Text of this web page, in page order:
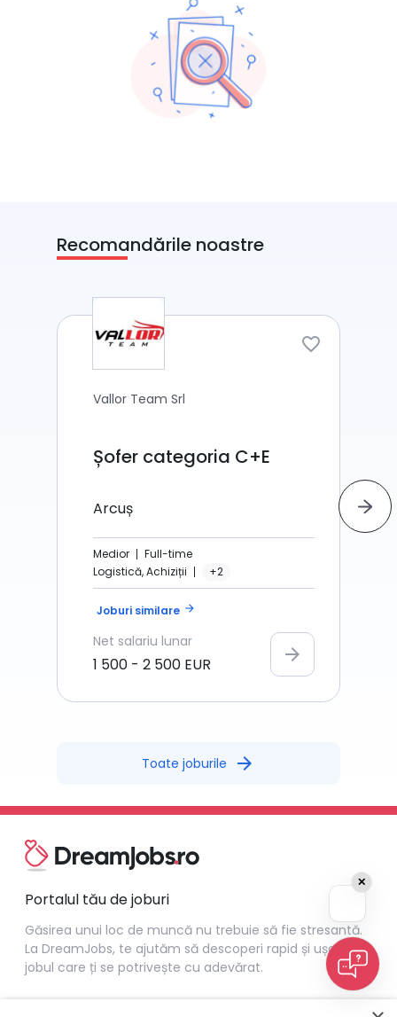
Recomandările noastre
Vallor Team Srl
Șofer categoria C+E
Arcuș
Medior
Full-time
Logistică, Achiziții
+2
Joburi similare arrow_forward
Net salariu lunar
1 500 - 2 500 EUR arrow_forward
Toate joburile arrow_forward
Portalul tău de joburi
Găsirea unui loc de muncă nu trebuie să fie stresantă.
La DreamJobs, te ajutăm să descoperi rapid și ușor
jobul care ți se potrivește cu adevărat.
✕